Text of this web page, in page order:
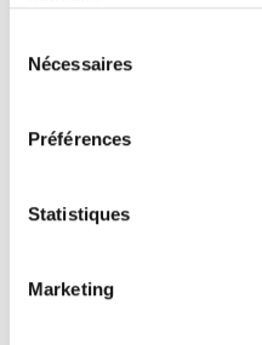
Nécessaires
Préférences
Statistiques
Marketing
06 Professional and scholarly
01 July 1992